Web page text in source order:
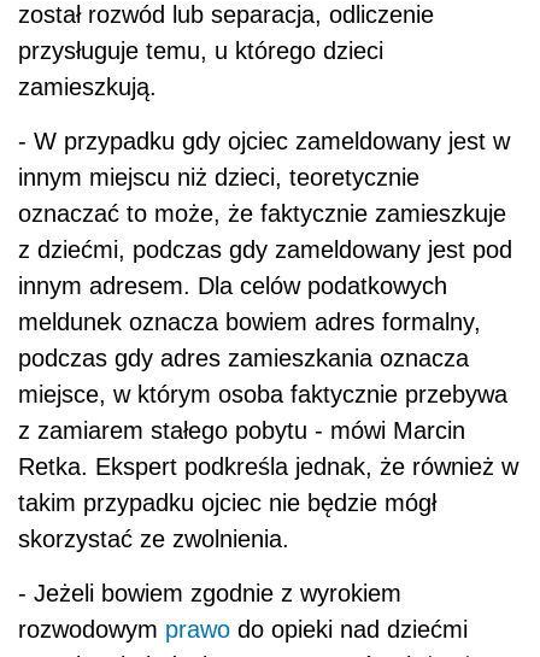
został rozwód lub separacja, odliczenie
przysługuje temu, u którego dzieci
zamieszkują.
- W przypadku gdy ojciec zameldowany jest w
innym miejscu niż dzieci, teoretycznie
oznaczać to może, że faktycznie zamieszkuje
z dziećmi, podczas gdy zameldowany jest pod
innym adresem. Dla celów podatkowych
meldunek oznacza bowiem adres formalny,
podczas gdy adres zamieszkania oznacza
miejsce, w którym osoba faktycznie przebywa
z zamiarem stałego pobytu - mówi Marcin
Retka. Ekspert podkreśla jednak, że również w
takim przypadku ojciec nie będzie mógł
skorzystać ze zwolnienia.
- Jeżeli bowiem zgodnie z wyrokiem
rozwodowym prawo do opieki nad dziećmi